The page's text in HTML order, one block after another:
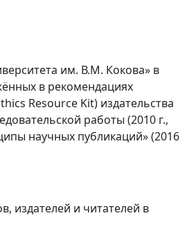
им. В.М. Кокова» в
в рекомендациях
Resource Kit) издательства
работы (2010 г.,
научных публикаций» (2016
издателей и читателей в